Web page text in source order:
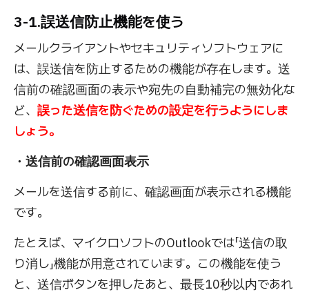
3-1.誤送信防止機能を使う
メールクライアントやセキュリティソフトウェアに
は、誤送信を防止するための機能が存在します。送
信前の確認画面の表示や宛先の自動補完の無効化な
ど、 誤った送信を防ぐための設定を行うようにしま
しょう。
・送信前の確認画面表示
メールを送信する前に、確認画面が表示される機能
です。
たとえば、マイクロソフトのOutlookでは「送信の取
り消し」機能が用意されています。この機能を使う
と、送信ボタンを押したあと、最長10秒以内であれ